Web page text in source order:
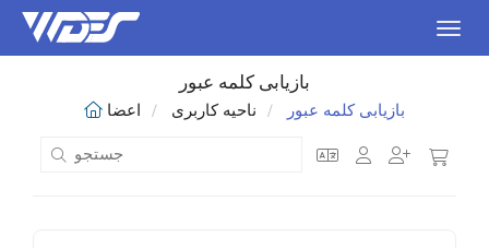
بازیابی کلمه عبور
اعضا ناحیه کاربری بازیابی کلمه عبور